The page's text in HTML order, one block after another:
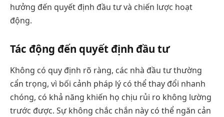
hưởng đến quyết định đầu tư và chiến lược hoạt
động.
Tác động đến quyết định đầu tư
Không có quy định rõ ràng, các nhà đầu tư thường
cẩn trọng, vì bối cảnh pháp lý có thể thay đổi nhanh
chóng, có khả năng khiến họ chịu rủi ro không lường
trước được. Sự không chắc chắn này có thể ngăn cản